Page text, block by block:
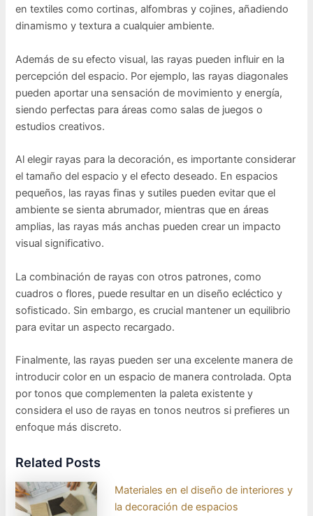
en textiles como cortinas, alfombras y cojines, añadiendo
dinamismo y textura a cualquier ambiente.
Además de su efecto visual, las rayas pueden influir en la
percepción del espacio. Por ejemplo, las rayas diagonales
pueden aportar una sensación de movimiento y energía,
siendo perfectas para áreas como salas de juegos o
estudios creativos.
Al elegir rayas para la decoración, es importante considerar
el tamaño del espacio y el efecto deseado. En espacios
pequeños, las rayas finas y sutiles pueden evitar que el
ambiente se sienta abrumador, mientras que en áreas
amplias, las rayas más anchas pueden crear un impacto
visual significativo.
La combinación de rayas con otros patrones, como
cuadros o flores, puede resultar en un diseño ecléctico y
sofisticado. Sin embargo, es crucial mantener un equilibrio
para evitar un aspecto recargado.
Finalmente, las rayas pueden ser una excelente manera de
introducir color en un espacio de manera controlada. Opta
por tonos que complementen la paleta existente y
considera el uso de rayas en tonos neutros si prefieres un
enfoque más discreto.
Related Posts
Materiales en el diseño de interiores y
la decoración de espacios